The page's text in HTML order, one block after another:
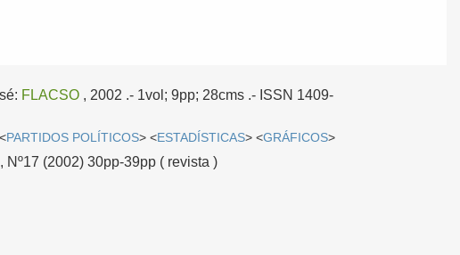
FLACSO , 2002 .- 1vol; 9pp; 28cms .- ISSN 1409-
PARTIDOS POLÍTICOS> <ESTADÍSTICAS> <GRÁFICOS>
, Nº17 (2002) 30pp-39pp ( revista )